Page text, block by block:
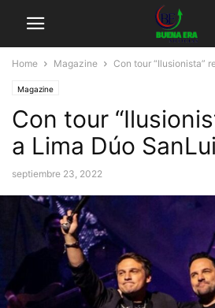
Home Magazine Con tour “Ilusionista”
Magazine
Con tour
a Lima Dúo
septiembre 23, 2022